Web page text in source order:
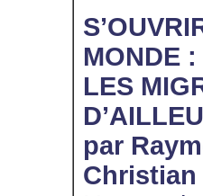
MONDE :
LES
par
Christian